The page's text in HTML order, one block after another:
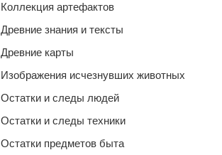
Коллекция артефактов
Древние знания и тексты
Древние карты
Изображения исчезнувших животных
Остатки и следы людей
Остатки и следы техники
Остатки предметов быта